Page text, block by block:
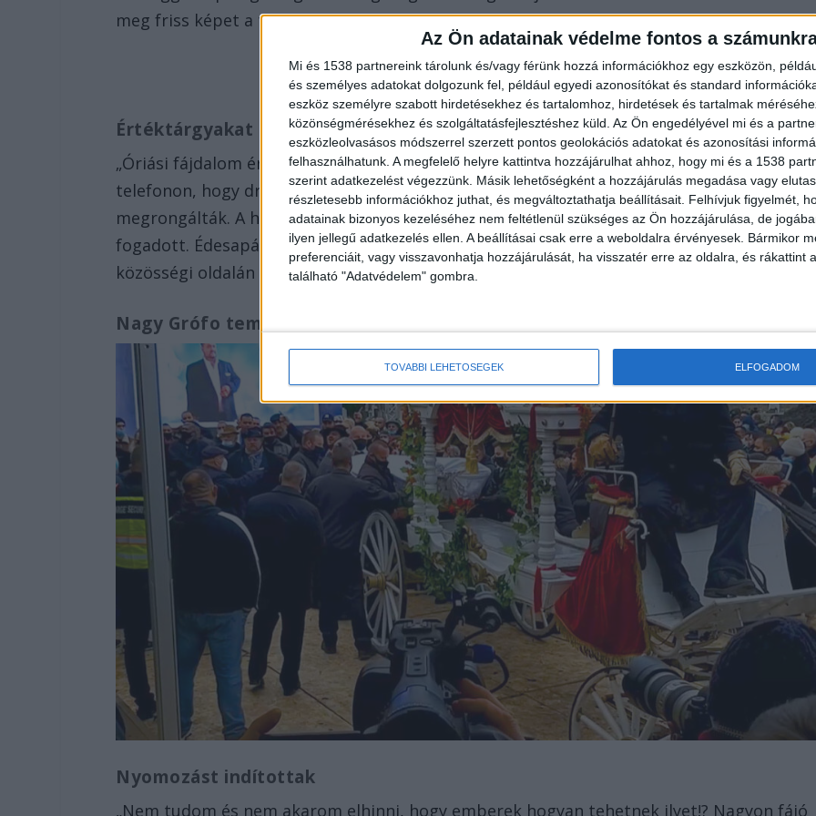
Az Ön adatainak védelme fontos a
Mi és 1538 partnereink tárolunk és/vagy férünk hozzá információkhoz egy eszközön,
és személyes adatokat dolgozunk fel, például egyedi azonosítókat és standard
eszköz személyre szabott hirdetésekhez és tartalomhoz, hirdetések és tartalmak
közönségmérésekhez és szolgáltatásfejlesztéshez küld. Az Ön engedélyével mi és a
eszközleolvasásos módszerrel szerzett pontos geolokációs adatokat és azonosítási
felhasználhatunk. A megfelelő helyre kattintva hozzájárulhat ahhoz, hogy mi és a 1538
szerint adatkezelést végezzünk. Másik lehetőségként a hozzájárulás megadása vagy
részletesebb információkhoz juthat, és megváltoztathatja beállításait. Felhívjuk figyelmét,
adatainak bizonyos kezeléséhez nem feltétlenül szükséges az Ön hozzájárulása, de
ilyen jellegű adatkezelés ellen. A beállításai csak erre a weboldalra érvényesek. Bármikor
preferenciáit, vagy visszavonhatja hozzájárulását, ha visszatér erre az oldalra, és rákattint
található "Adatvédelem" gombra.
TOVÁBBI LEHETŐSÉGEK ELFOGADOM
meg friss képet a történtekről a fia a közösségi oldalán, aki tejesen kiborult.
Értéktárgyakat kereshettek
„Óriási fájdalom ért ma engem és családomat! A mai napon családtagom hívott fel
telefonon, hogy drága, szeretett édesapám sírját eddig ismeretlen elkövetők
megrongálták. A hír hallatán azonnal indultam Szolnokra, ahol megdöbbentő látvány
fogadott. Édesapám sírhelyét felfeszítették, vélhetően értéktárgyak után kutatva” – írta
közösségi oldalán Kis Grófo.
Nagy Grófo temetése
Nyomozást indítottak
„Nem tudom és nem akarom elhinni, hogy emberek hogyan tehetnek ilyet!? Nagyon fájó